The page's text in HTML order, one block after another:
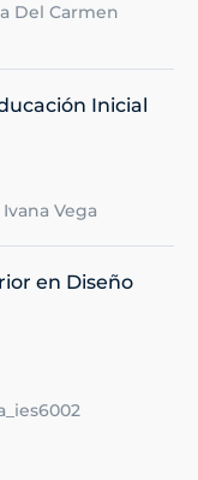
Del Carmen
Inicial
Vega
en Diseño